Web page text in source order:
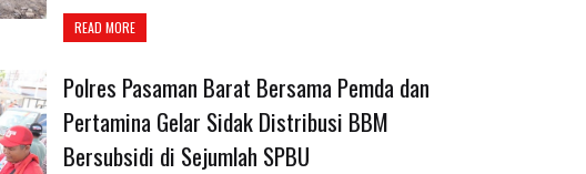
READ MORE
Polres Pasaman Barat Bersama Pemda dan
Pertamina Gelar Sidak Distribusi BBM
Bersubsidi di Sejumlah SPBU